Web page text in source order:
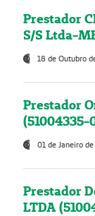
Prestador
S/S Ltda-
18 de Outubro
Prestador
(51004335-
01 de Janeiro
Prestador
LTDA